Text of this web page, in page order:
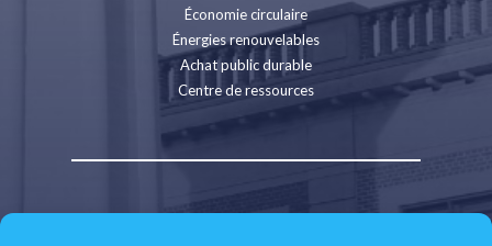
Économie circulaire
Énergies renouvelables
Achat public durable
Centre de ressources
Contact